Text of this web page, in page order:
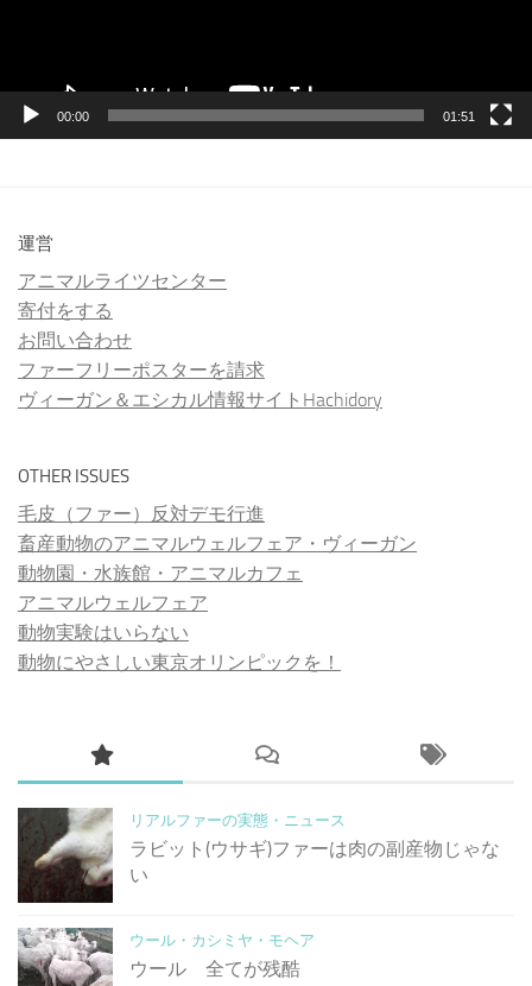
00:00 01:51
運営
アニマルライツセンター
寄付をする
お問い合わせ
ファーフリーポスターを請求
ヴィーガン＆エシカル情報サイトHachidory
OTHER ISSUES
毛皮（ファー）反対デモ行進
畜産動物のアニマルウェルフェア・ヴィーガン
動物園・水族館・アニマルカフェ
アニマルウェルフェア
動物実験はいらない
動物にやさしい東京オリンピックを！
リアルファーの実態・ニュース
ラビット(ウサギ)ファーは肉の副産物じゃな
い
ウール・カシミヤ・モヘア
ウール 全てが残酷